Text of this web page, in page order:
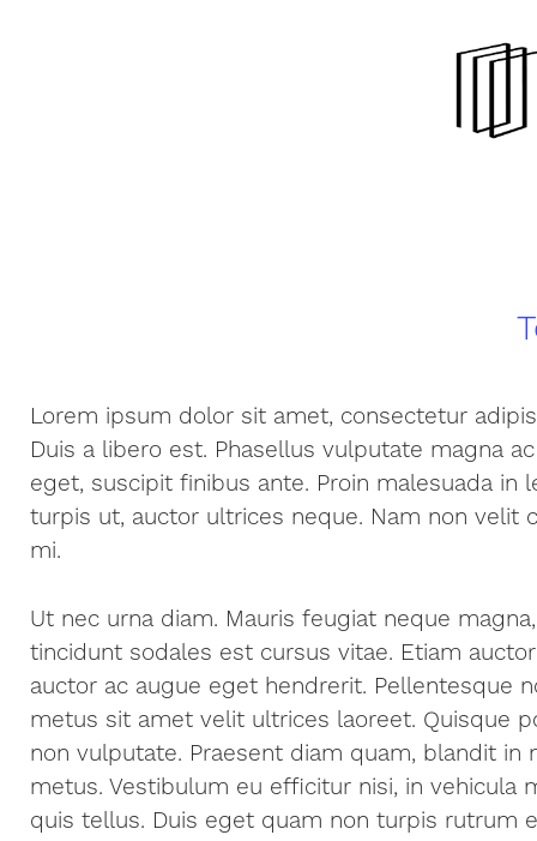
Lorem ipsum dolor sit amet, consectetur
Duis a libero est. Phasellus vulputate magna
eget, suscipit finibus ante. Proin malesuada
turpis ut, auctor ultrices neque. Nam non velit
mi.
Ut nec urna diam. Mauris feugiat neque
tincidunt sodales est cursus vitae. Etiam
auctor ac augue eget hendrerit. Pellentesque
metus sit amet velit ultrices laoreet. Quisque
non vulputate. Praesent diam quam, blandit
metus. Vestibulum eu efficitur nisi, in vehicula
quis tellus. Duis eget quam non turpis rutrum